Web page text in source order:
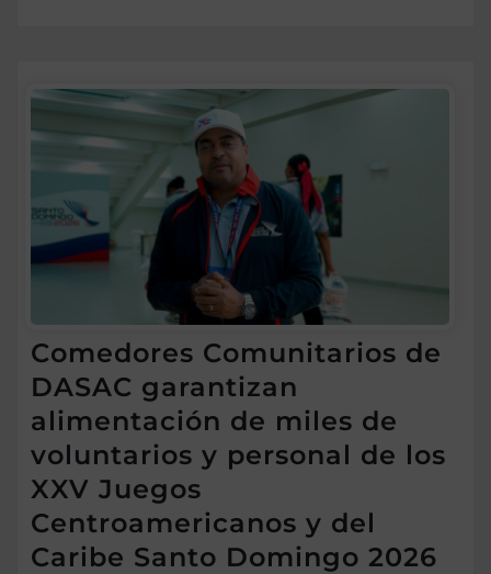
Comedores Comunitarios de
DASAC garantizan
alimentación de miles de
voluntarios y personal de los
XXV Juegos
Centroamericanos y del
Caribe Santo Domingo 2026